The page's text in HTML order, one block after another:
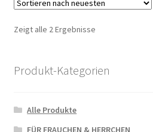
Zeigt alle 2 Ergebnisse
Produkt-Kategorien
Alle Produkte
FÜR FRAUCHEN & HERRCHEN